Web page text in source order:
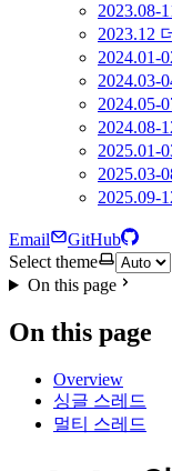
2023.08-
2023.12
2024.01-
2024.03-
2024.05-
2024.08-
2025.01-
2025.03-
2025.09-
Email
GitHub
Select theme
On this page
On this page
Overview
싱글 스레드
멀티 스레드